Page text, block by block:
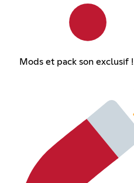
Mods et pack son exclusif !